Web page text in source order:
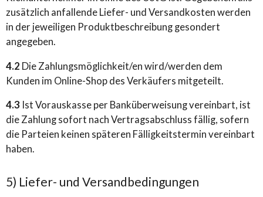
zusätzlich anfallende Liefer- und Versandkosten werden
in der jeweiligen Produktbeschreibung gesondert
angegeben.
4.2 Die Zahlungsmöglichkeit/en wird/werden dem
Kunden im Online-Shop des Verkäufers mitgeteilt.
4.3 Ist Vorauskasse per Banküberweisung vereinbart, ist
die Zahlung sofort nach Vertragsabschluss fällig, sofern
die Parteien keinen späteren Fälligkeitstermin vereinbart
haben.
5) Liefer- und Versandbedingungen